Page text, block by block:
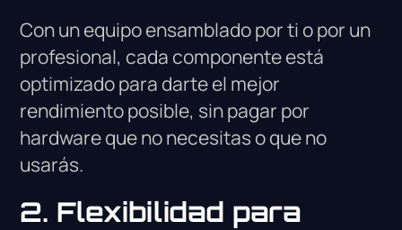
Con un equipo ensamblado por ti o por un
profesional, cada componente está
optimizado para darte el mejor
rendimiento posible, sin pagar por
hardware que no necesitas o que no
usarás.
2. Flexibilidad para